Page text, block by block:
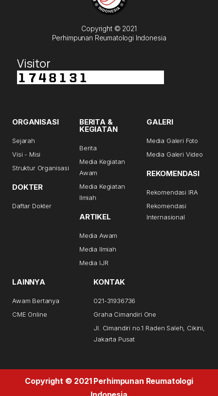
Copyright © 2021
Perhimpunan Reumatologi Indonesia
Visitor
ORGANISASI
Sejarah
Visi - Misi
Struktur Organisasi
DOKTER
Daftar Dokter
BERITA &
KEGIATAN
Berita
Media Kegiatan
Awam
Media Kegiatan
Ilmiah
ARTIKEL
Media Awam
Media Ilmiah
Media IJR
GALERI
Media Galeri Foto
Media Galeri Video
REKOMENDASI
Rekomendasi IRA
Rekomendasi
Internasional
LAINNYA
Awam Bertanya
CME Online
KONTAK
021-31936736
Graha Cimandiri One
Jl. Cimandiri no.1 Raden Saleh, Cikini,
Jakarta Pusat
Copyright © 2021 Perhimpunan Reumatologi